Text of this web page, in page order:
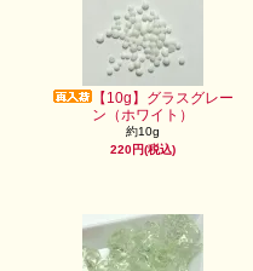
【10g】グラスグレー
ン（ホワイト）
約10g
220円(税込)